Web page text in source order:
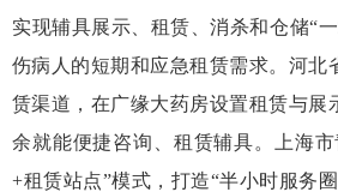
实现辅具展示、租赁、消杀和仓储“
伤病人的短期和应急租赁需求。河北
赁渠道，在广缘大药房设置租赁与展
余就能便捷咨询、租赁辅具。上海
+租赁站点”模式，打造“半小时服务